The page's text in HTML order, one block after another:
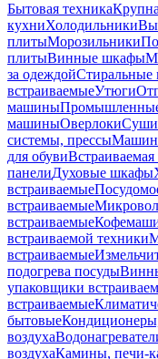
Бытовая техника
кухниХолодильники
плитыМорозильники
плитыВинные шкафы
за одеждой
встраиваемыеУтюги
машины
машиныОверлоки
системы, прессы
для обуви
панелиДуховые шкафы
встраиваемые
встраиваемые
встраиваемые
встраиваемой техники
встраиваемые
подогрева посуды
упаковщики
встраиваемые
бытовые
воздуха
воздухаКамины, печи-